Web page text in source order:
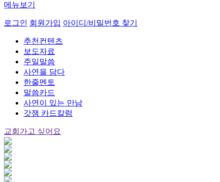
메뉴보기
로그인 회원가입 아이디/비밀번호 찾기
추천컨텐츠
보도자료
주일말씀
사연을 담다
한줄멘토
말씀카드
사연이 있는 만남
갓잼 카드칼럼
교회가고 싶어요